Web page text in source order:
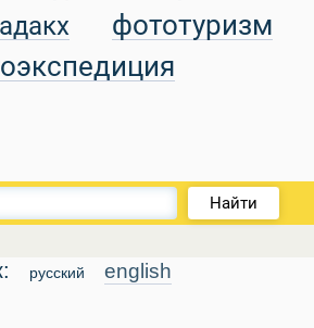
фототуризм
Найти
русский english